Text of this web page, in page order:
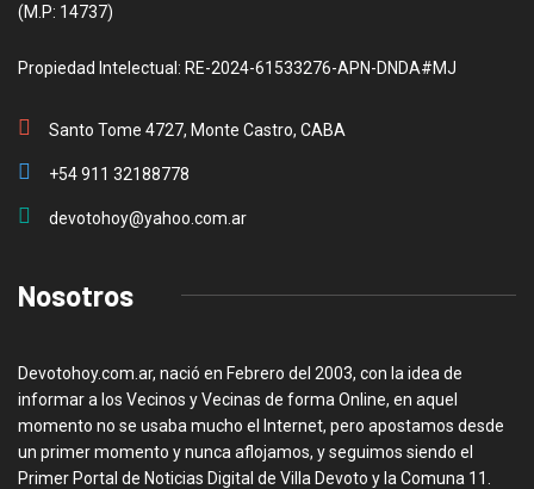
(M.P: 14737)
Propiedad Intelectual: RE-2024-61533276-APN-DNDA#MJ
Santo Tome 4727, Monte Castro, CABA
+54 911 32188778
devotohoy@yahoo.com.ar
Nosotros
Devotohoy.com.ar, nació en Febrero del 2003, con la idea de
informar a los Vecinos y Vecinas de forma Online, en aquel
momento no se usaba mucho el Internet, pero apostamos desde
un primer momento y nunca aflojamos, y seguimos siendo el
Primer Portal de Noticias Digital de Villa Devoto y la Comuna 11.